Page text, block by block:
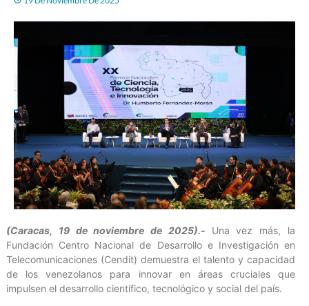
(Caracas, 19 de noviembre de 2025).- Una vez más, la
Fundación Centro Nacional de Desarrollo e Investigación en
Telecomunicaciones (Cendit) demuestra el talento y capacidad
de los venezolanos para innovar en áreas cruciales que
impulsen el desarrollo científico, tecnológico y social del país.